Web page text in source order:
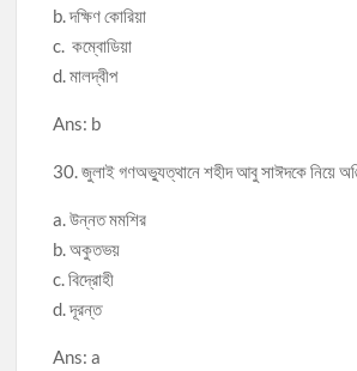
b. দক্ষিণ কোরিয়া
c. কম্বোডিয়া
d. মালদ্বীপ
Ans: b
30. জুলাই গণঅভ্যুত্থানে শহীদ আবু সাঈদকে নিয়ে
a. উন্নত মমশির
b. অকুতভয়
c. বিদ্রোহী
d. দূরন্ত
Ans: a